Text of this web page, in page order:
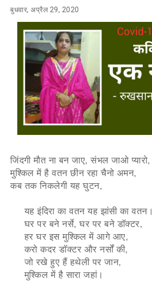
बुधवार, अप्रैल 29, 2020
जिंदगी मौत ना बन जाए, संभल जाओ प्यारो,
मुश्किल में है वतन छीन रहा चैनो अमन,
कब तक निकलेगी यह घुटन,
यह इंदिरा का वतन यह झांसी का वतन।
घर पर बने नर्से, घर पर बने डॉक्टर,
हर घर इस मुश्किल में आगे आए,
करो कदर डॉक्टर और नर्सों की,
जो रखे हुए हैं हथेली पर जान,
मुश्किल में है सारा जहां।